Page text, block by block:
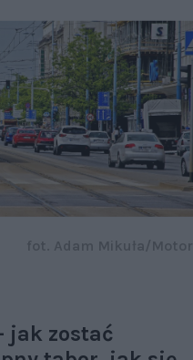
jak zostać